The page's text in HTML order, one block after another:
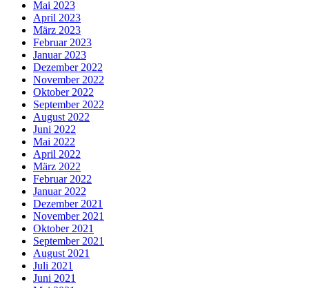
Mai 2023
April 2023
März 2023
Februar 2023
Januar 2023
Dezember 2022
November 2022
Oktober 2022
September 2022
August 2022
Juni 2022
Mai 2022
April 2022
März 2022
Februar 2022
Januar 2022
Dezember 2021
November 2021
Oktober 2021
September 2021
August 2021
Juli 2021
Juni 2021